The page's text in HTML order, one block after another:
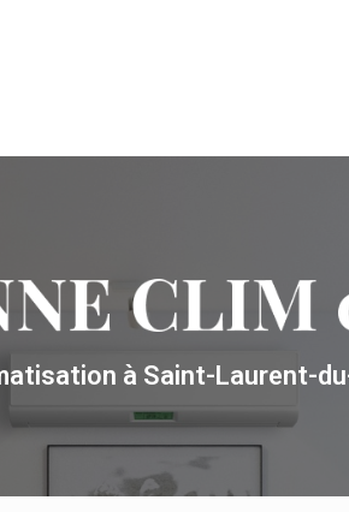
à Saint-Laurent-